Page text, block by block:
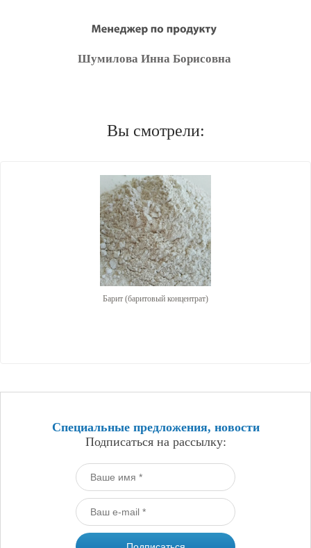
Шумилова Инна Борисовна
Вы смотрели:
Барит (баритовый концентрат)
Специальные предложения, новости
Подписаться на рассылку: